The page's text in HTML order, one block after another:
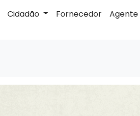
Cidadão Fornecedor Agente